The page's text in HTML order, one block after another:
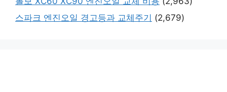
스파크 엔진오일 경고등과 교체주기 (2,679)